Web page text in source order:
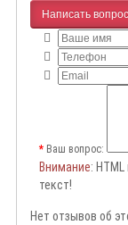
Написать вопрос
Ваш вопрос:
Внимание:
текст!
Нет отзывов об